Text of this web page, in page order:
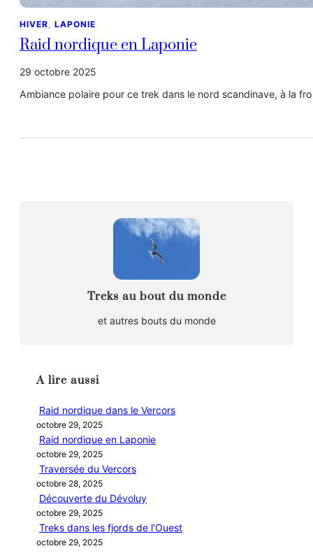
HIVER, LAPONIE
Raid nordique en Laponie
29 octobre 2025
Ambiance polaire pour ce trek dans le nord scandinave, à la
Treks au bout du monde
et autres bouts du monde
A lire aussi
Raid nordique dans le Vercors
octobre 29, 2025
Raid nordique en Laponie
octobre 29, 2025
Traversée du Vercors
octobre 28, 2025
Découverte du Dévoluy
octobre 29, 2025
Treks dans les fjords de l’Ouest
octobre 29, 2025